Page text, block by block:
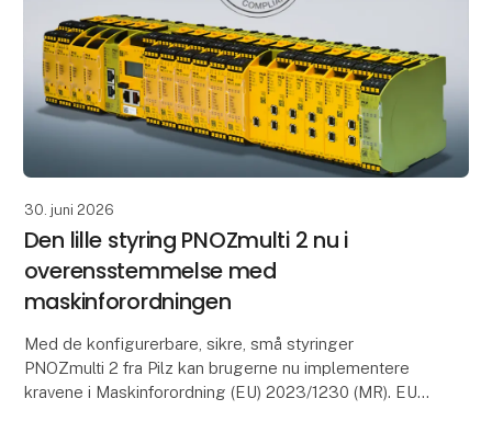
30. juni 2026
Den lille styring PNOZmulti 2 nu i
overensstemmelse med
maskinforordningen
Med de konfigurerbare, sikre, små styringer
PNOZmulti 2 fra Pilz kan brugerne nu implementere
kravene i Maskinforordning (EU) 2023/1230 (MR). EU-